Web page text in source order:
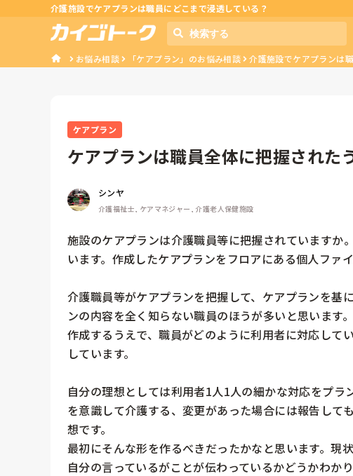
介護施設でケアプランは職員にどこまで浸透している？
お悩み相談 「ケアプラン」のお悩み相談 介護施設でケアプランは
ケアプラン
ケアプランは職員全体に把握された
シンヤ
介護福祉士, ケアマネジャー, 介護老人保健施設
施設のケアプランは介護職員等に把握されていますか
います。作成したケアプランをフロアにある個人ファ
介護職員等がケアプランを把握して、ケアプランを基
ンの内容を全く知らない職員のほうが多いと思います。
作成するうえで、職員がどのように利用者に対応して
しています。
自分の理想としては利用者1人1人の細かな対応をプ
を意識して介護する、変更があった場合には報告して
想です。
最初にそんな形を作るべきだったかなと思います。現状
自分の言っているがことが伝わっているかどうかわか